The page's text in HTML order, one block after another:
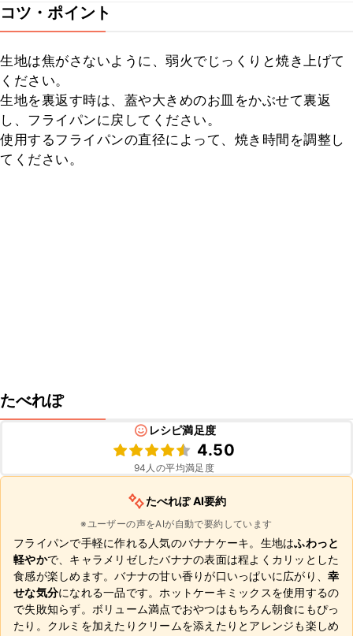
コツ・ポイント
生地は焦がさないように、弱火でじっくりと焼き上げて
ください。
生地を裏返す時は、蓋や大きめのお皿をかぶせて裏返
し、フライパンに戻してください。
使用するフライパンの直径によって、焼き時間を調整し
てください。
たべれぽ
レシピ満足度
4.50
94 人の平均満足度
たべれぽ AI要約
※ユーザーの声をAIが自動で要約しています
フライパンで手軽に作れる人気のバナナケーキ。生地はふわっと
軽やかで、キャラメリゼしたバナナの表面は程よくカリッとした
食感が楽しめます。バナナの甘い香りが口いっぱいに広がり、 幸
せな気分になれる一品です。ホットケーキミックスを使用するの
で失敗知らず。ボリューム満点でおやつはもちろん朝食にもぴっ
たり。クルミを加えたりクリームを添えたりとアレンジも楽しめ